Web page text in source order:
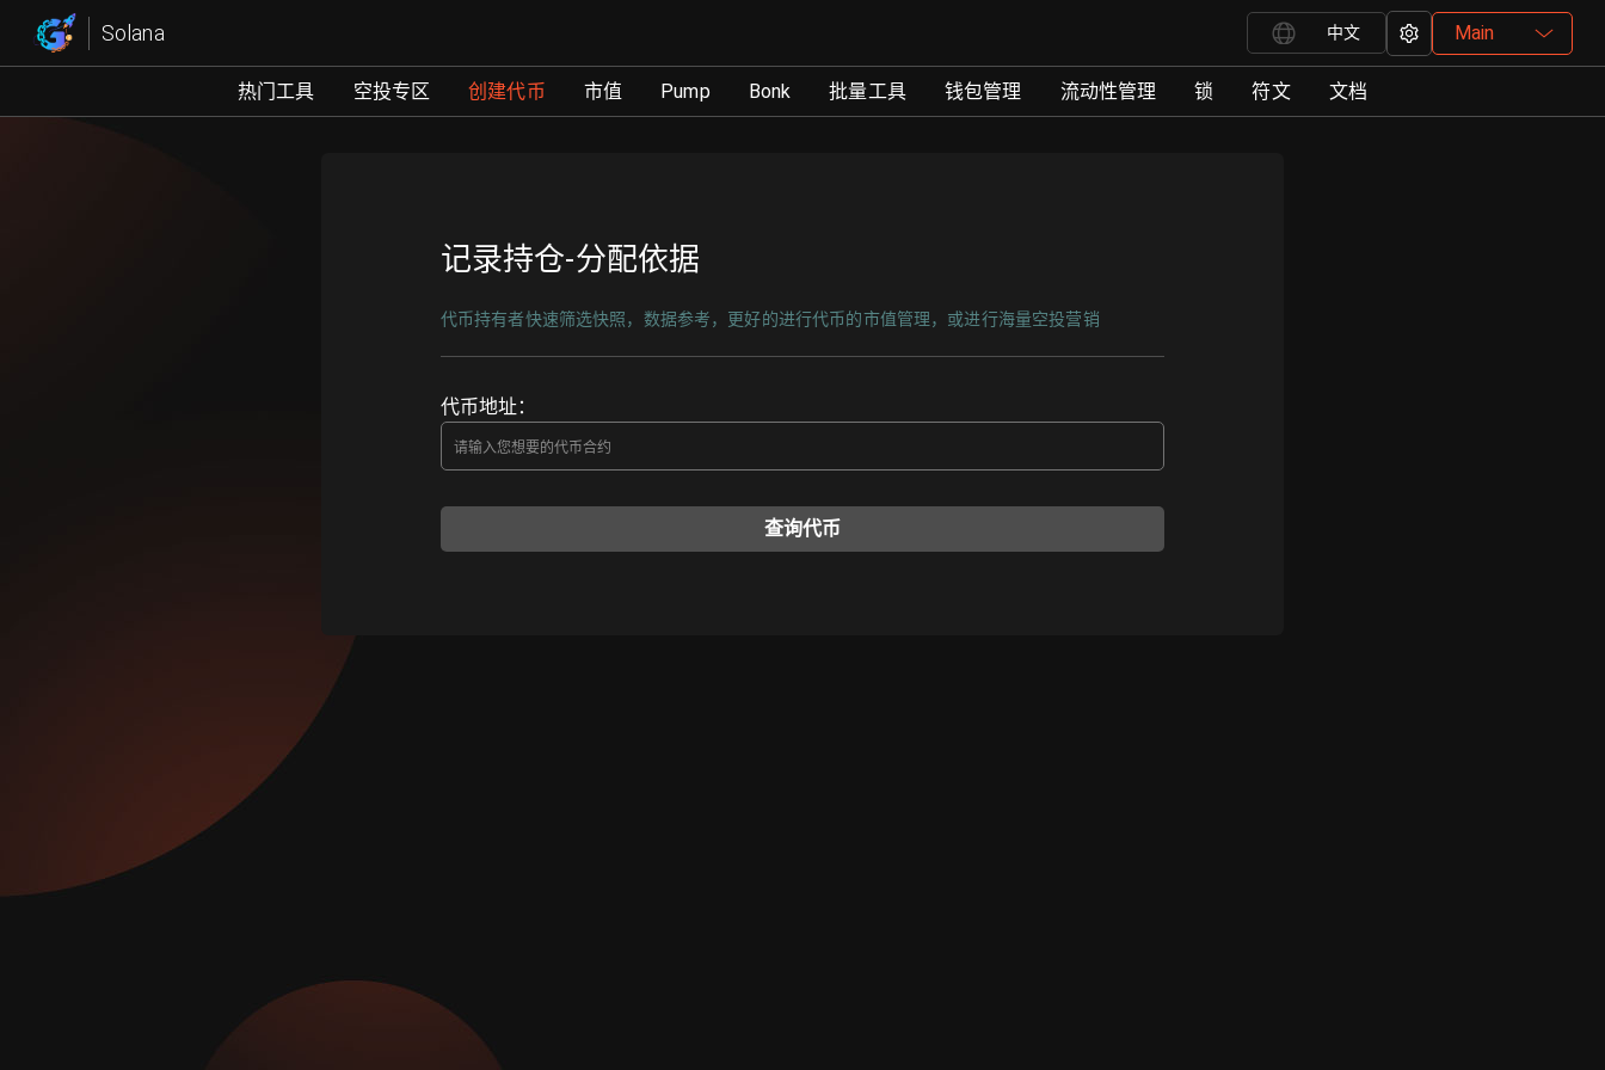
Solana 中文 Main
热门工具 空投专区 创建代币 市值 Pump Bonk 批量工具 钱包管理 流动性管理 锁 符文 文档
记录持仓-分配依据
代币持有者快速筛选快照，数据参考，更好的进行代币的市值管理，或进行海量空投营销
代币地址：
查询代币